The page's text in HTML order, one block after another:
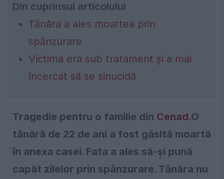
Din cuprinsul articolului
Tânăra a ales moartea prin
spânzurare
Victima era sub tratament și a mai
încercat să se sinucidă
Tragedie pentru o familie din Cenad.O
tânără de 22 de ani a fost găsită moartă
în anexa casei. Fata a ales să-și pună
capăt zilelor prin spânzurare. Tânăra nu